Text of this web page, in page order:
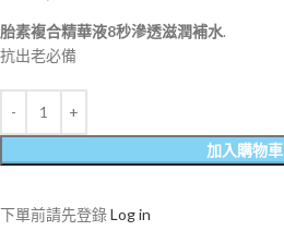
胎素複合精華液8秒滲透滋潤補水.
抗出老必備
加入購物車
下單前請先登錄Log in